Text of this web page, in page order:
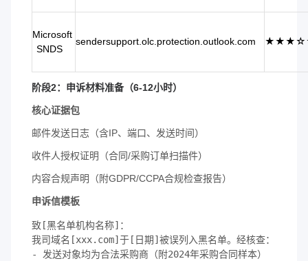
Microsoft
SNDS
sendersupport.olc.protection.outlook.com
阶段2：申诉材料准备（6-12小时）
核心证据包
邮件发送日志（含IP、端口、发送时间）
收件人授权证明（合同/采购订单扫描件）
内容合规声明（附GDPR/CCPA合规检查报告）
申诉信模板
致[黑名单机构名称]：
我司域名[xxx.com]于[日期]被误列入黑名单。经核查：
- 发送对象均为合法采购商（附2024年采购合同样本）